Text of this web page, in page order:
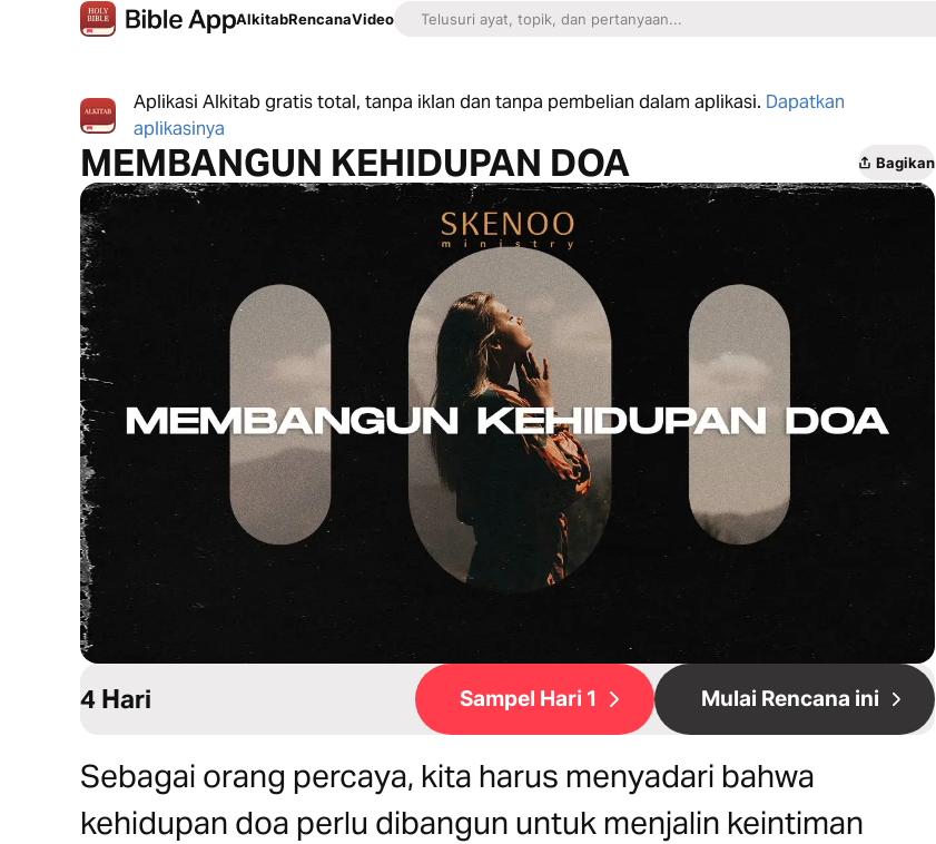
AlkitabRencanaVideo
Aplikasi Alkitab gratis total, tanpa iklan dan tanpa pembelian dalam aplikasi. Dapatkan
aplikasinya
MEMBANGUN KEHIDUPAN DOA Bagikan
4 Hari Sampel Hari 1 Mulai Rencana ini
Sebagai orang percaya, kita harus menyadari bahwa
kehidupan doa perlu dibangun untuk menjalin keintiman